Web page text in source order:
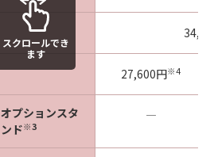
27,600円※4
オプションスタ
ンド※3
―
スクロールでき
ます